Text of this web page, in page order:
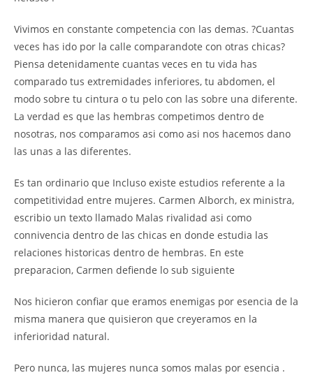
Vivimos en constante competencia con las demas. ?Cuantas
veces has ido por la calle comparandote con otras chicas?
Piensa detenidamente cuantas veces en tu vida has
comparado tus extremidades inferiores, tu abdomen, el
modo sobre tu cintura o tu pelo con las sobre una diferente.
La verdad es que las hembras competimos dentro de
nosotras, nos comparamos asi como asi nos hacemos dano
las unas a las diferentes.
Es tan ordinario que Incluso existe estudios referente a la
competitividad entre mujeres. Carmen Alborch, ex ministra,
escribio un texto llamado Malas rivalidad asi como
connivencia dentro de las chicas en donde estudia las
relaciones historicas dentro de hembras. En este
preparacion, Carmen defiende lo sub siguiente
Nos hicieron confiar que eramos enemigas por esencia de la
misma manera que quisieron que creyeramos en la
inferioridad natural.
Pero nunca, las mujeres nunca somos malas por esencia .